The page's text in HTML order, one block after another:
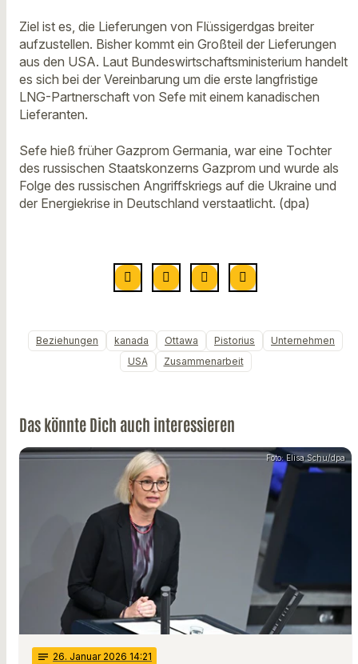
Ziel ist es, die Lieferungen von Flüssigerdgas breiter
aufzustellen. Bisher kommt ein Großteil der Lieferungen
aus den USA. Laut Bundeswirtschaftsministerium handelt
es sich bei der Vereinbarung um die erste langfristige
LNG-Partnerschaft von Sefe mit einem kanadischen
Lieferanten.
Sefe hieß früher Gazprom Germania, war eine Tochter
des russischen Staatskonzerns Gazprom und wurde als
Folge des russischen Angriffskriegs auf die Ukraine und
der Energiekrise in Deutschland verstaatlicht. (dpa)
Beziehungen kanada Ottawa Pistorius
Unternehmen
USA
Zusammenarbeit
Das könnte Dich auch interessieren
Foto: Elisa Schu/dpa
notes 26. Januar 2026 14:21